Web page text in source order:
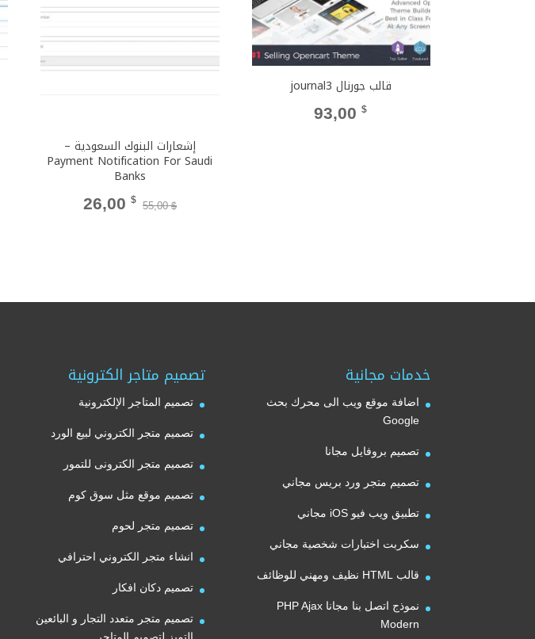
قالب جورنال journal3
93,00 $
إشعارات البنوك السعودية –
‫Payment Notification For Saudi
Banks
55,00$
السعر
26,00 $
خدمات مجانية
اضافة موقع ويب الى محرك بحث
Google
تصميم بروفايل مجانا
تصميم متجر ورد بريس مجاني
تطبيق ويب فيو iOS مجاني
سكربت اختبارات شخصية مجاني
قالب HTML نظيف ومهني للوظائف
نموذج اتصل بنا مجانا PHP Ajax
Modern
تصميم متاجر الكترونية
تصميم المتاجر الإلكترونية
تصميم متجر الكتروني لبيع الورد
تصميم متجر الكترونى للتمور
تصميم موقع مثل سوق كوم
تصميم متجر لحوم
انشاء متجر الكتروني احترافي
تصميم دكان افكار
تصميم متجر متعدد التجار و البائعين